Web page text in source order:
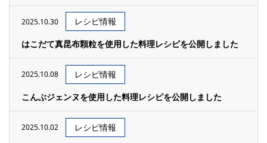
2025.10.30
レシピ情報
はこだて真昆布顆粒を使用した料理レシピを公開しました
2025.10.08
レシピ情報
こんぶジェンヌを使用した料理レシピを公開しました
2025.10.02 レシピ情報